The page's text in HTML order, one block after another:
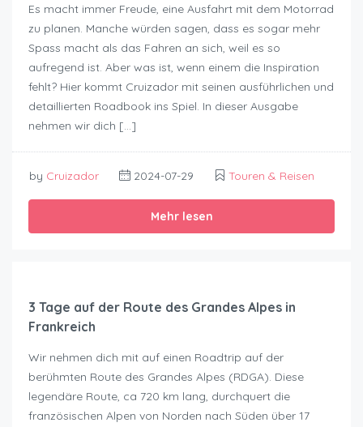
Es macht immer Freude, eine Ausfahrt mit dem Motorrad
zu planen. Manche würden sagen, dass es sogar mehr
Spass macht als das Fahren an sich, weil es so
aufregend ist. Aber was ist, wenn einem die Inspiration
fehlt? Hier kommt Cruizador mit seinen ausführlichen und
detaillierten Roadbook ins Spiel. In dieser Ausgabe
nehmen wir dich […]
by Cruizador 2024-07-29 Touren & Reisen
Mehr lesen
3 Tage auf der Route des Grandes Alpes in
Frankreich
Wir nehmen dich mit auf einen Roadtrip auf der
berühmten Route des Grandes Alpes (RDGA). Diese
legendäre Route, ca 720 km lang, durchquert die
französischen Alpen von Norden nach Süden über 17